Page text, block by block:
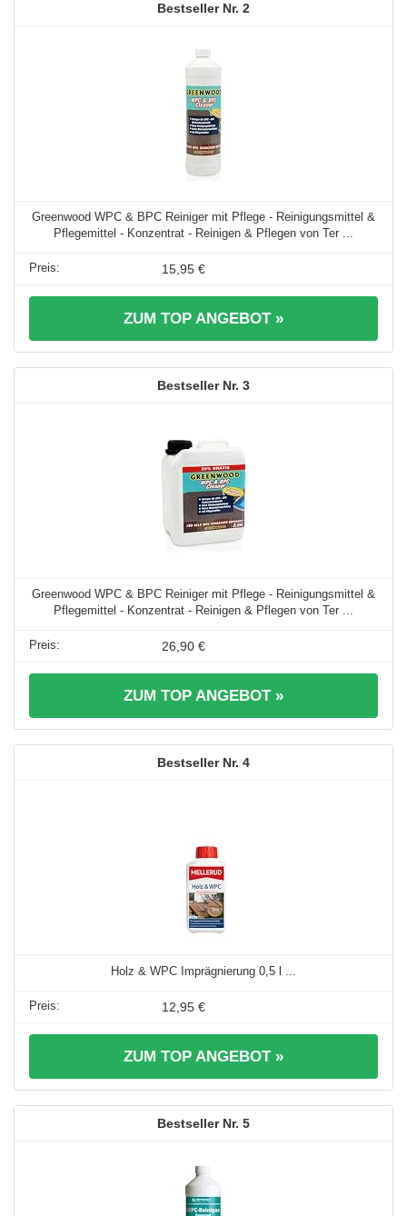
2
Greenwood WPC & BPC Reiniger mit Pflege - Reinigungsmittel &
Pflegemittel - Konzentrat - Reinigen & Pflegen von Ter ...
15,95 €
ZUM TOP ANGEBOT »
3
Greenwood WPC & BPC Reiniger mit Pflege - Reinigungsmittel &
Pflegemittel - Konzentrat - Reinigen & Pflegen von Ter ...
26,90 €
ZUM TOP ANGEBOT »
4
Holz & WPC Imprägnierung 0,5 l ...
12,95 €
ZUM TOP ANGEBOT »
5